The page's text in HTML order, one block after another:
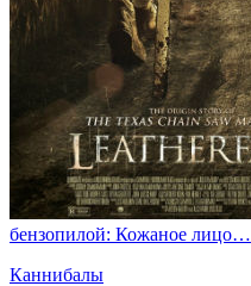
бензопилой: Кожаное лицо…
Каннибалы